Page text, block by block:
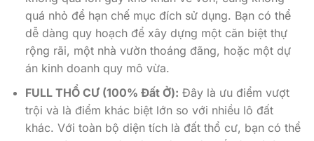
quá nhỏ để hạn chế mục đích sử dụng. Bạn có thể
dễ dàng quy hoạch để xây dựng một căn biệt thự
rộng rãi, một nhà vườn thoáng đãng, hoặc một dự
án kinh doanh quy mô vừa.
FULL THỔ CƯ (100% Đất Ở): Đây là ưu điểm vượt
trội và là điểm khác biệt lớn so với nhiều lô đất
khác. Với toàn bộ diện tích là đất thổ cư, bạn có thể